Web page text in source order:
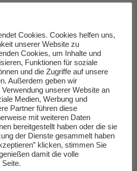
auf die Fragen dieser Zeit.
gut oder wichtig wären, sondern
groß und so fürchterlich
Antworten darauf nicht mehr
dass einer sie alle kannte, die
Weiterlesen…
Monats Juli 2026
Wang.
Cookies. Cookies helfen uns,
unserer Website zu
Cookies, um Inhalte und
Funktionen für soziale
und die Zugriffe auf unsere
Außerdem geben wir
Verwendung unserer Website an
Medien, Werbung und
Partner führen diese
mit weiteren Daten
bereitgestellt haben oder die sie
der Dienste gesammelt haben
klicken, stimmen Sie
damit die volle
Seite.